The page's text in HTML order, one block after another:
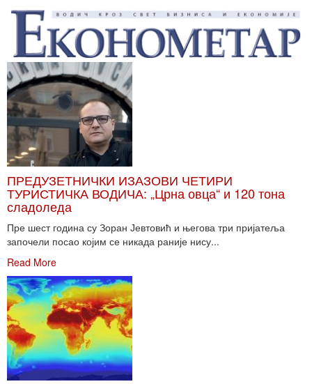
ПРЕДУЗЕТНИЧКИ ИЗАЗОВИ ЧЕТИРИ
ТУРИСТИЧКА ВОДИЧА: „Црна овца“ и 120 тона
сладоледа
Пре шест година су Зоран Јевтовић и његова три пријатеља
започели посао којим се никада раније нису...
Read More